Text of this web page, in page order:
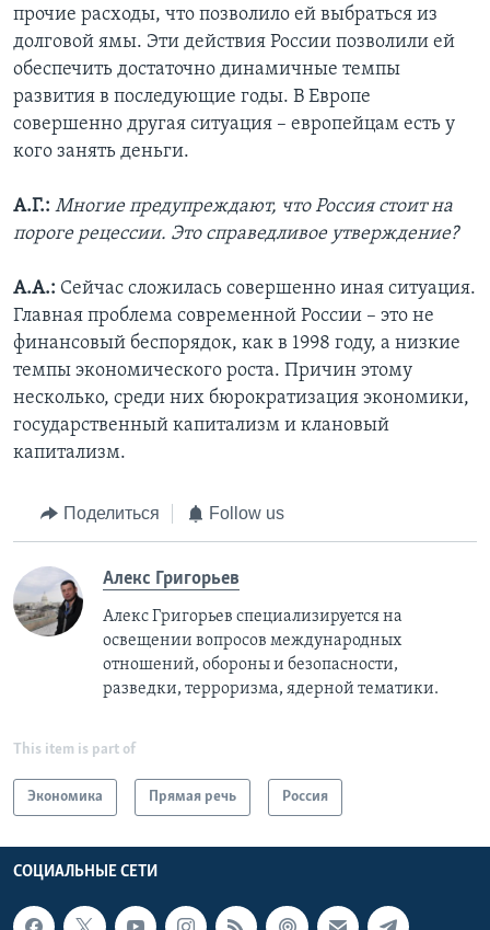
прочие расходы, что позволило ей выбраться из
долговой ямы. Эти действия России позволили ей
обеспечить достаточно динамичные темпы
развития в последующие годы. В Европе
совершенно другая ситуация – европейцам есть у
кого занять деньги.
А.Г.: Многие предупреждают, что Россия стоит на
пороге рецессии. Это справедливое утверждение?
А.А.: Сейчас сложилась совершенно иная ситуация.
Главная проблема современной России – это не
финансовый беспорядок, как в 1998 году, а низкие
темпы экономического роста. Причин этому
несколько, среди них бюрократизация экономики,
государственный капитализм и клановый
капитализм.
Поделиться Follow us
Алекс Григорьев
Алекс Григорьев специализируется на
освещении вопросов международных
отношений, обороны и безопасности,
разведки, терроризма, ядерной тематики.
This item is part of
Экономика Прямая речь Россия
СОЦИАЛЬНЫЕ СЕТИ